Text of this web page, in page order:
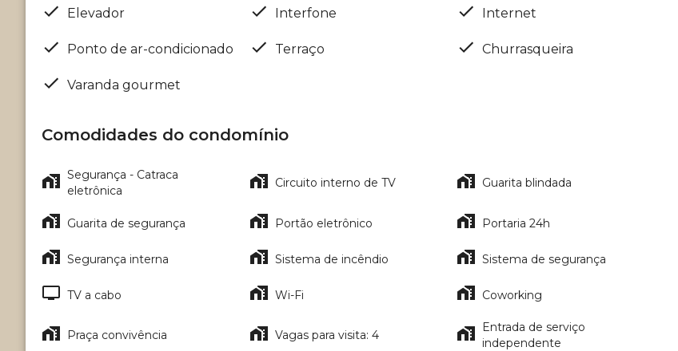
Elevador Interfone Internet
Ponto de ar-condicionado Terraço Churrasqueira
Varanda gourmet
Comodidades do condomínio
Segurança - Catraca
eletrônica
Circuito interno de TV Guarita blindada
Guarita de segurança Portão eletrônico Portaria 24h
Segurança interna Sistema de incêndio Sistema de segurança
TV a cabo Wi-Fi Coworking
Praça convivência Vagas para visita: 4
Entrada de serviço
independente